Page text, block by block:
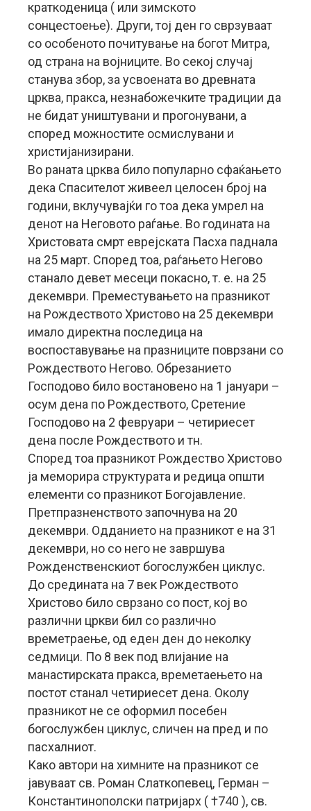
краткоденица ( или зимското
сонцестоење). Други, тој ден го сврзуваат
со особеното почитување на богот Митра,
од страна на војниците. Во секој случај
станува збор, за усвоената во древната
црква, пракса, незнабожечките традиции да
не бидат уништувани и прогонувани, а
според можностите осмислувани и
христијанизирани.
Во раната црква било популарно сфаќањето
дека Спасителот живеел целосен број на
години, вклучувајќи го тоа дека умрел на
денот на Неговото раѓање. Во годината на
Христовата смрт еврејската Пасха паднала
на 25 март. Според тоа, раѓањето Негово
станало девет месеци покасно, т. е. на 25
декември. Преместувањето на празникот
на Рождеството Христово на 25 декември
имало директна последица на
воспоставување на празниците поврзани со
Рождеството Негово. Обрезанието
Господово било востановено на 1 јануари –
осум дена по Рождеството, Сретение
Господово на 2 февруари – четириесет
дена после Рождеството и тн.
Според тоа празникот Рождество Христово
ја меморира структурата и редица општи
елементи со празникот Богојавление.
Претпразненството започнува на 20
декември. Одданието на празникот е на 31
декември, но со него не завршува
Рожденственскиот богослужбен циклус.
До средината на 7 век Рождеството
Христово било сврзано со пост, кој во
различни цркви бил со различно
времетраење, од еден ден до неколку
седмици. По 8 век под влијание на
манастирската пракса, времетаењето на
постот станал четириесет дена. Околу
празникот не се оформил посебен
богослужбен циклус, сличен на пред и по
пасхалниот.
Како автори на химните на празникот се
јавуваат св. Роман Слаткопевец, Герман –
Константинополски патријарх ( †740 ), св.